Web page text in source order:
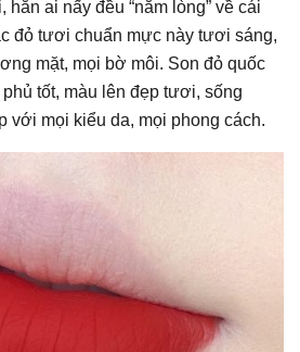
hẳn ai nấy đều “nằm lòng” về cái
đỏ tươi chuẩn mực này tươi sáng,
mặt, mọi bờ môi. Son đỏ quốc
tốt, màu lên đẹp tươi, sống
với mọi kiểu da, mọi phong cách.